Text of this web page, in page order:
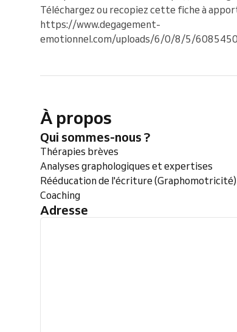
Téléchargez ou recopiez cette fiche à
https://www.degagement-
emotionnel.com/uploads/6/0/8/5/
À propos
Qui sommes-nous ?
Thérapies brèves
Analyses graphologiques et expertises
Rééducation de l'écriture (Graphomotricité)
Coaching
Adresse